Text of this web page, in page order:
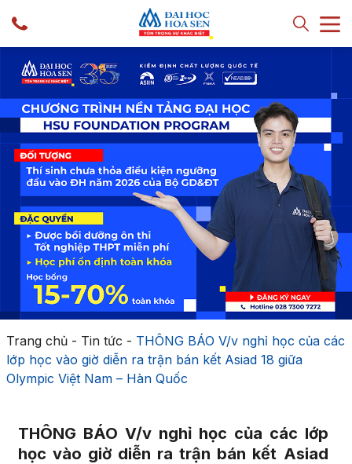
Trang chủ- Tin tức - THÔNG BÁO V/v nghỉ học của các
lớp học vào giờ diễn ra trận bán kết Asiad 18 giữa
Olympic Việt Nam – Hàn Quốc
THÔNG BÁO V/v nghỉ học của các lớp
học vào giờ diễn ra trận bán kết Asiad